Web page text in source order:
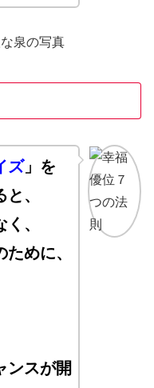
ズ」を
、
、
ために、
ンスが開